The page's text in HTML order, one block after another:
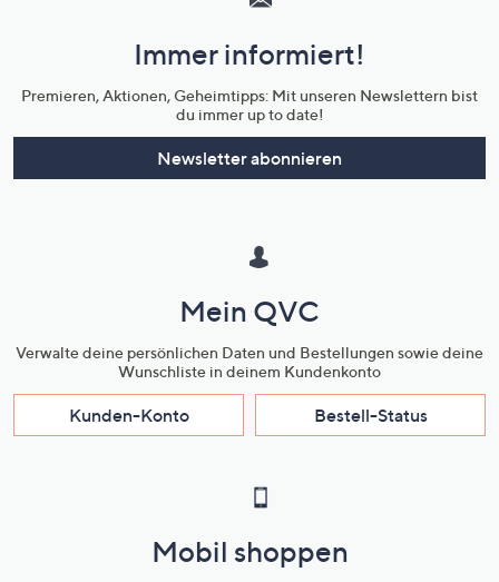
Unternehmensinformationen
Immer informiert!
Premieren, Aktionen, Geheimtipps: Mit unseren Newslettern bist
du immer up to date!
Newsletter abonnieren
Mein QVC
Verwalte deine persönlichen Daten und Bestellungen sowie deine
Wunschliste in deinem Kundenkonto
Kunden-Konto Bestell-Status
Mobil shoppen